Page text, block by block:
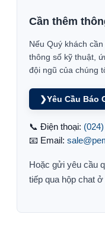
Cần thêm
Nếu Quý khách
thông số kỹ thuật,
đội ngũ của chúng
❯Yêu Cầu Báo
📞 Điện thoại:
📧 Email:
Hoặc gửi yêu cầu
tiếp qua hộp chat